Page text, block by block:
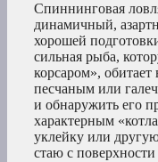
Спиннинговая
динамичный,
хорошей
сильная рыба,
корсаром»,
песчаным или
и обнаружить его
характерным
уклейку или
стаю с